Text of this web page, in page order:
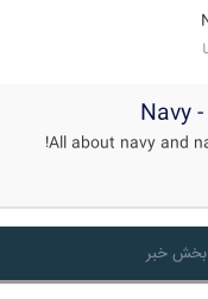
All about navy and